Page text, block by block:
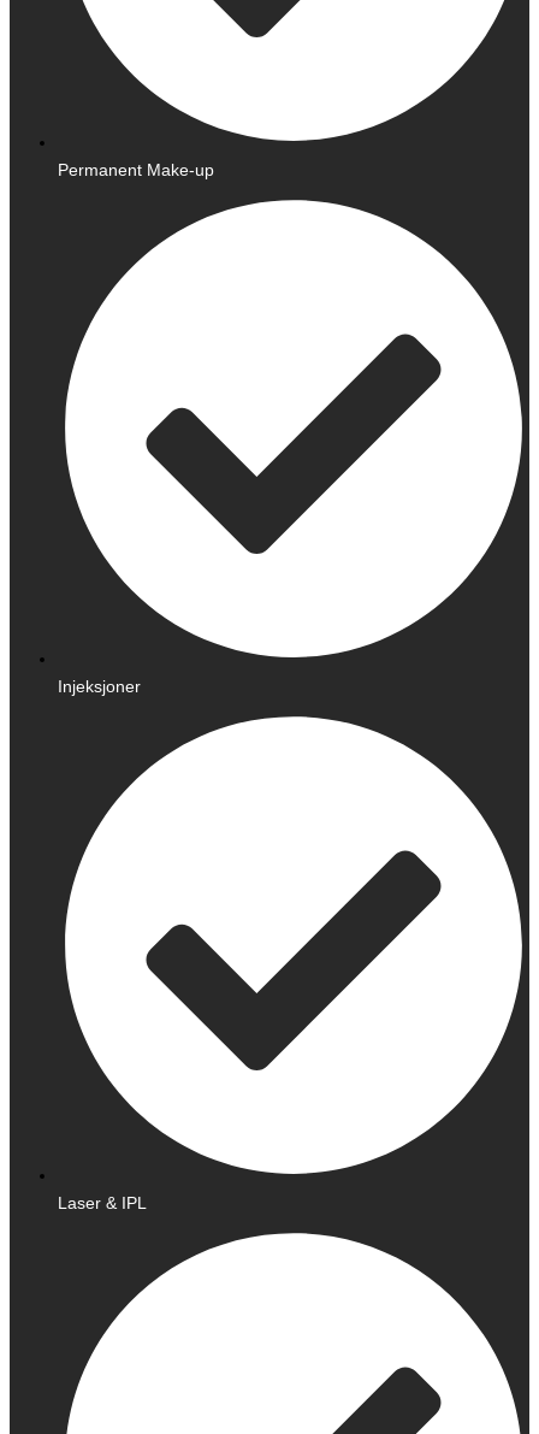
Permanent Make-up
Injeksjoner
Laser & IPL